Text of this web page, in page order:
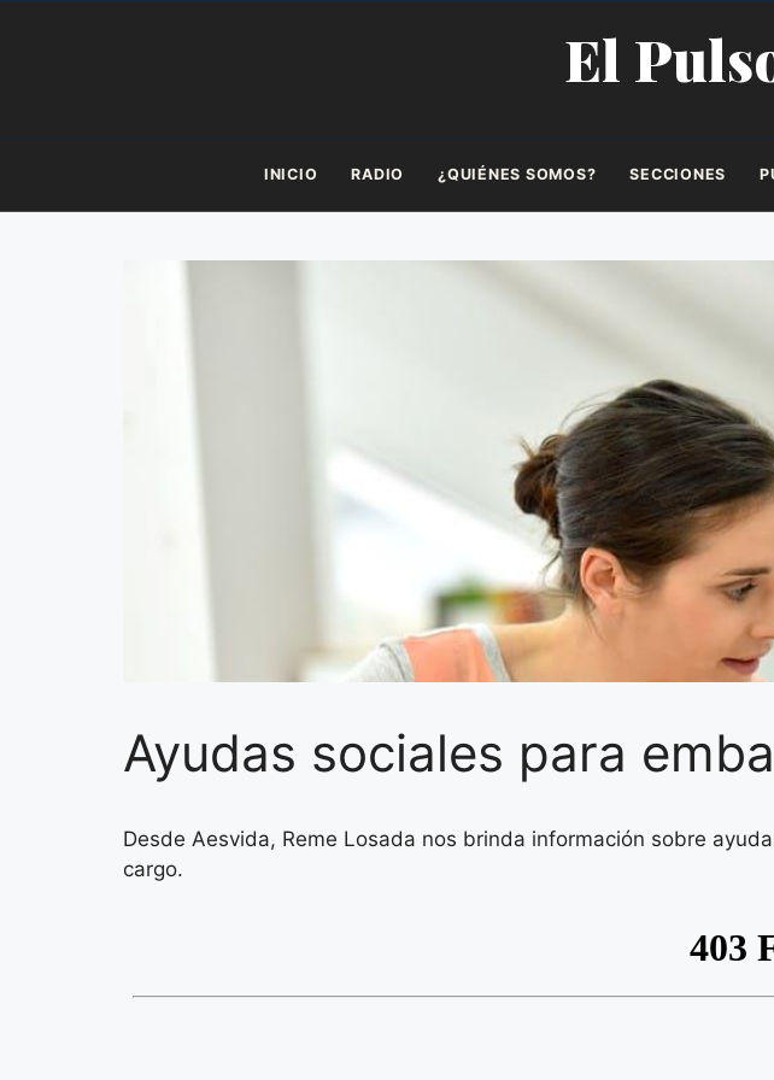
El
INICIO RADIO ¿QUIÉNES SOMOS? SECCIONES
Ayudas sociales para
Desde Aesvida, Reme Losada nos brinda información sobre
cargo.